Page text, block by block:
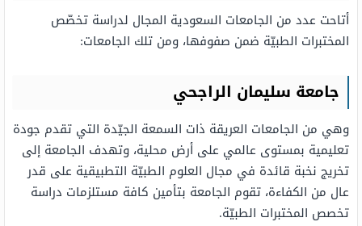
أتاحت عدد من الجامعات السعودية المجال لدراسة تخصّص
المختبرات الطبيّة ضمن صفوفها، ومن تلك الجامعات:
جامعة سليمان الراجحي
وهي من الجامعات العريقة ذات السمعة الجيّدة التي تقدم جودة
تعليمية بمستوى عالمي على أرض محلية، وتهدف الجامعة إلى
تخريج نخبة قائدة في مجال العلوم الطبيّة التطبيقية على قدر
عال من الكفاءة، تقوم الجامعة بتأمين كافة مستلزمات دراسة
تخصص المختبرات الطبيّة.